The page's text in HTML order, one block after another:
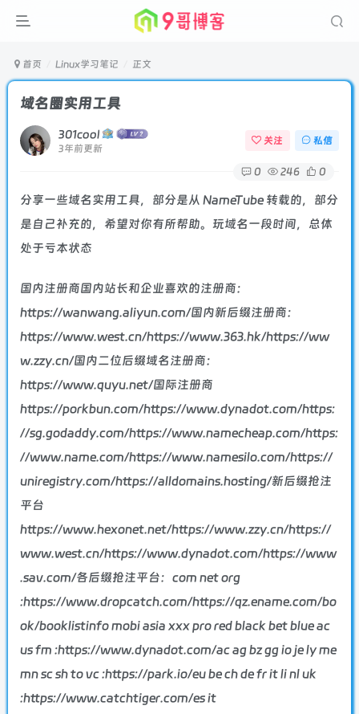
首页 Linux学习笔记 正文
域名圈实用工具
301cool
3年前更新
关注 私信
0 246 0
分享一些域名实用工具，部分是从 NameTube 转载的，部分
是自己补充的，希望对你有所帮助。玩域名一段时间，总体
处于亏本状态
国内注册商国内站长和企业喜欢的注册商：
https://wanwang.aliyun.com/国内新后缀注册商：
https://www.west.cn/https://www.363.hk/https://ww
w.zzy.cn/国内二位后缀域名注册商：
https://www.quyu.net/国际注册商
https://porkbun.com/https://www.dynadot.com/https:
//sg.godaddy.com/https://www.namecheap.com/https:
//www.name.com/https://www.namesilo.com/https://
uniregistry.com/https://alldomains.hosting/新后缀抢注
平台
https://www.hexonet.net/https://www.zzy.cn/https://
www.west.cn/https://www.dynadot.com/https://www
.sav.com/各后缀抢注平台：com net org
:https://www.dropcatch.com/https://qz.ename.com/bo
ok/booklistinfo mobi asia xxx pro red black bet blue ac
us fm :https://www.dynadot.com/ac ag bz gg io je ly me
mn sc sh to vc :https://park.io/eu be ch de fr it li nl uk
:https://www.catchtiger.com/es it